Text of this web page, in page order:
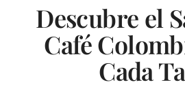
Descubre el
Café
Cada